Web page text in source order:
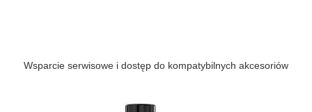
Wsparcie serwisowe i dostęp do kompatybilnych akcesoriów